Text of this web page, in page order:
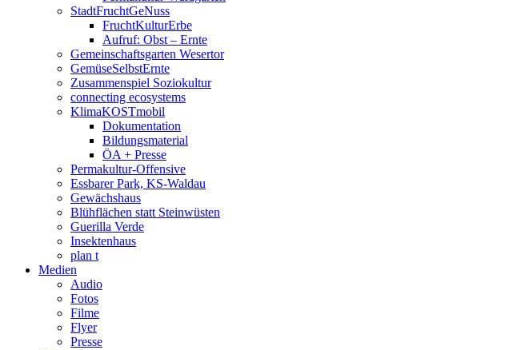
StadtFruchtGeNuss
FruchtKulturErbe
Aufruf: Obst – Ernte
Gemeinschaftsgarten Wesertor
GemüseSelbstErnte
Zusammenspiel Soziokultur
connecting ecosystems
KlimaKOSTmobil
Dokumentation
Bildungsmaterial
ÖA + Presse
Permakultur-Offensive
Essbarer Park, KS-Waldau
Gewächshaus
Blühflächen statt Steinwüsten
Guerilla Verde
Insektenhaus
plan t
Medien
Audio
Fotos
Filme
Flyer
Presse